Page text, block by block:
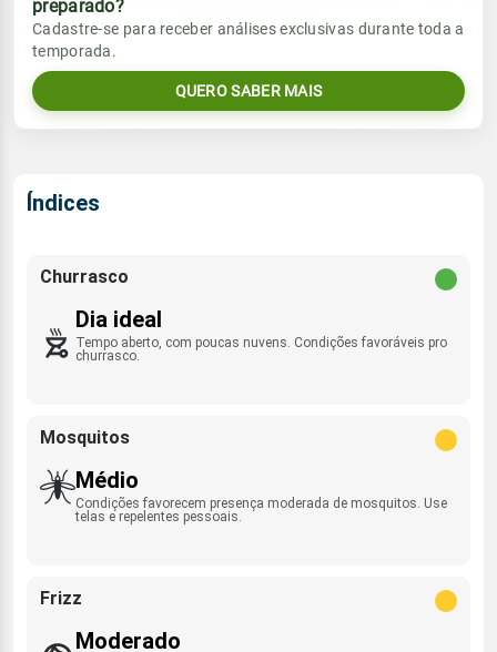
Umidade do ar
33%63%
Rajada de vento
Sol
06:21h às 17:53h
Lua
Chuva
0.0mm
Umidade do ar
Vento
E - 13km/h
Rajada de vento
Sol
preparado?
Cadastre-se para receber análises exclusivas durante toda a
temporada.
QUERO SABER MAIS
Índices
Churrasco
Dia ideal
Tempo aberto, com poucas nuvens. Condições favoráveis pro
churrasco.
Mosquitos
Médio
Condições favorecem presença moderada de mosquitos. Use
telas e repelentes pessoais.
Frizz
Moderado